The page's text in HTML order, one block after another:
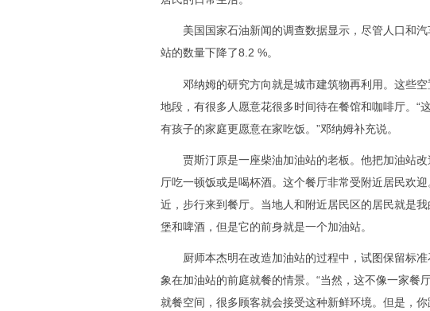
美国国家石油新闻的调查数据显示，尽管人口和汽
站的数量下降了8.2 %。
邓纳姆的研究方向就是城市建筑物再利用。这些空
地段，有很多人愿意花很多时间待在餐馆和咖啡厅。“
有孩子的家庭更愿意在家吃饭。”邓纳姆补充说。
贾斯汀原是一座柴油加油站的老板。他把加油站改
厅吃一顿饭或是喝杯酒。这个餐厅非常受附近居民欢
近，步行来到餐厅。当地人和附近居民区的居民就是
堡和啤酒，但是它的前身就是一个加油站。
厨师本杰明在改造加油站的过程中，试图保留标准
象在加油站的前庭就餐的情景。“当然，这不像一家餐
就餐空间，很多顾客就会接受这种新鲜环境。但是，